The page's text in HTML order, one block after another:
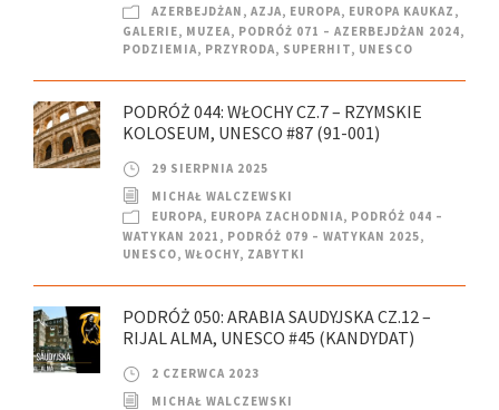
AZERBEJDŻAN , AZJA, EUROPA, EUROPA KAUKAZ ,
GALERIE, MUZEA, PODRÓŻ 071 – AZERBEJDŻAN 2024,
PODZIEMIA, PRZYRODA, SUPERHIT, UNESCO
PODRÓŻ 044: WŁOCHY CZ.7 – RZYMSKIE
KOLOSEUM, UNESCO #87 (91-001)
29 SIERPNIA 2025
MICHAŁ WALCZEWSKI
EUROPA, EUROPA ZACHODNIA, PODRÓŻ 044 –
WATYKAN 2021 , PODRÓŻ 079 – WATYKAN 2025,
UNESCO, WŁOCHY, ZABYTKI
PODRÓŻ 050: ARABIA SAUDYJSKA CZ.12 –
RIJAL ALMA, UNESCO #45 (KANDYDAT)
2 CZERWCA 2023
MICHAŁ WALCZEWSKI